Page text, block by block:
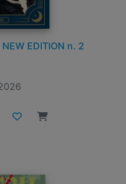
NEW EDITION n. 2